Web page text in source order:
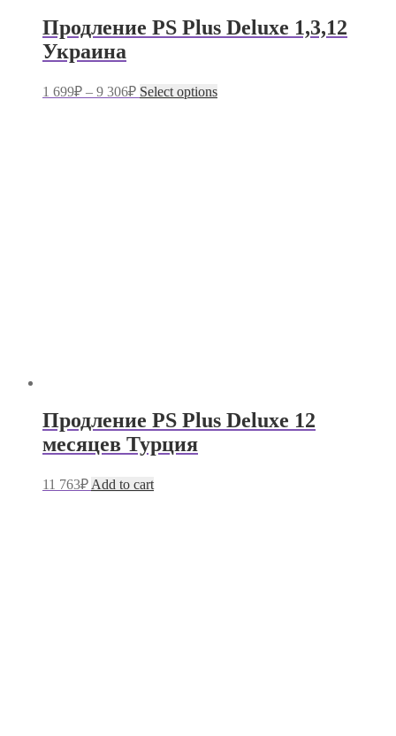
Продление PS Plus Deluxe 1,3,12
Украина
1 699₽ – 9 306₽ Select options
Продление PS Plus Deluxe 12
месяцев Турция
11 763₽ Add to cart